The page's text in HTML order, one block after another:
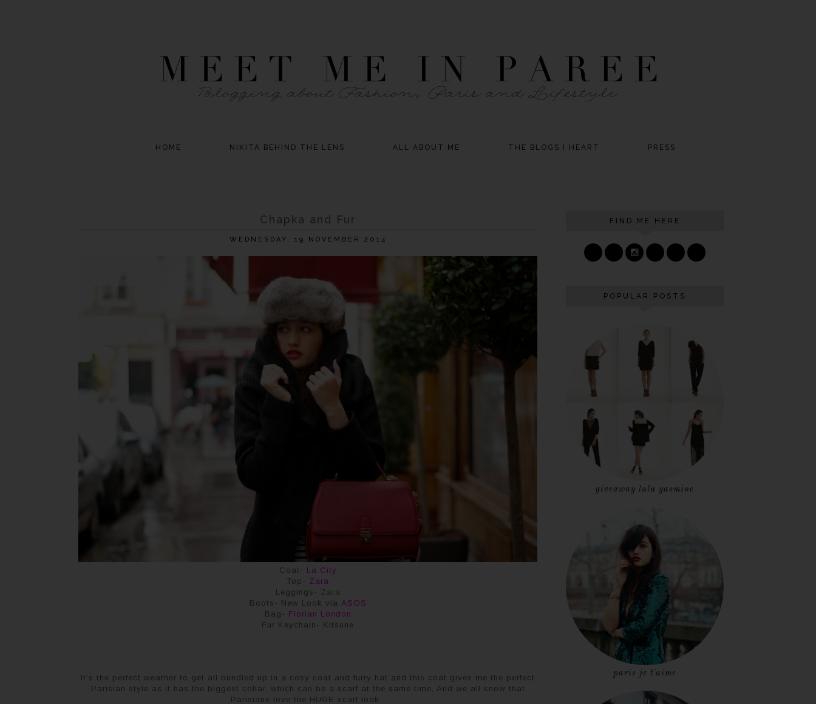
HOME NIKITA BEHIND THE LENS ALL ABOUT ME THE BLOGS I HEART PRESS
Chapka and Fur
WEDNESDAY, 19 NOVEMBER 2014
Coat- La City
Top- Zara
Leggings-
Zara
Boots- New Look via ASOS
Bag- Florian London
Fur Keychain- Kitsune
It's the perfect weather to get all bundled up in a cosy coat and furry hat and this coat gives me the perfect
Parisian style as it has the biggest collar, which can be a scarf at the same time, And we all know that
Parisians love the HUGE scarf look.
FIND ME HERE
POPULAR POSTS
giveaway lulu yasmine
paris je t'aime